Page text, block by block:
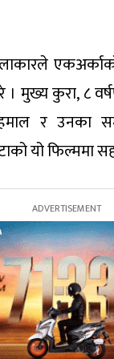
। मुख्य कुरा, ८
र उनका
यो फिल्ममा